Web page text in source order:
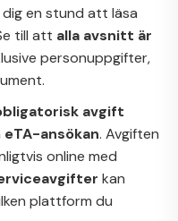
dig en stund att läsa
till att alla avsnitt är
personuppgifter,
avgift
eTA-ansökan. Avgiften
online med
kan
plattform du